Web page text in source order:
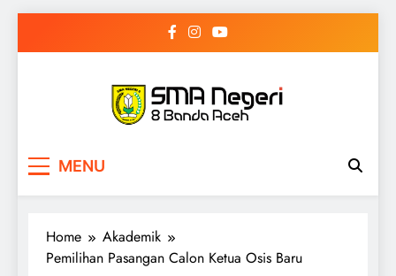
SMAN 8 Banda
Aceh
MENU
Home
Akademik
Pemilihan Pasangan Calon Ketua Osis Baru